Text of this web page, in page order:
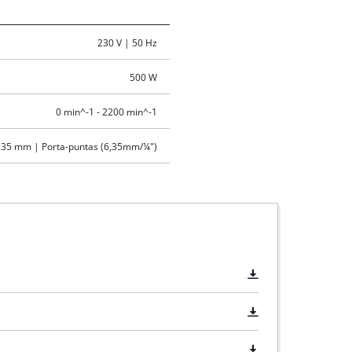
230 V | 50 Hz
500 W
0 min^-1 - 2200 min^-1
mm | Porta-puntas (6,35mm/¼")